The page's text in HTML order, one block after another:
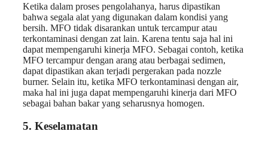
Ketika dalam proses pengolahanya, harus dipastikan
bahwa segala alat yang digunakan dalam kondisi yang
bersih. MFO tidak disarankan untuk tercampur atau
terkontaminasi dengan zat lain. Karena tentu saja hal ini
dapat mempengaruhi kinerja MFO. Sebagai contoh, ketika
MFO tercampur dengan arang atau berbagai sedimen,
dapat dipastikan akan terjadi pergerakan pada nozzle
burner. Selain itu, ketika MFO terkontaminasi dengan air,
maka hal ini juga dapat mempengaruhi kinerja dari MFO
sebagai bahan bakar yang seharusnya homogen.
5. Keselamatan